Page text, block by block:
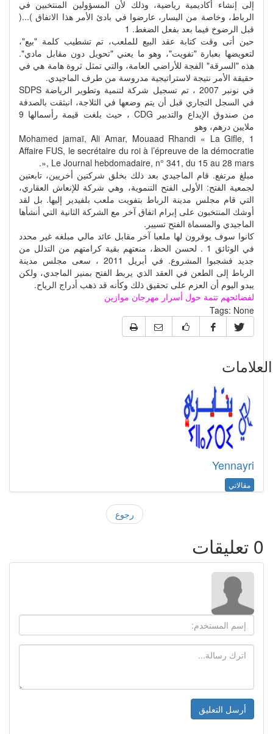
إلى إنشاء أكاديمية رياضية، وذلك لأن المسؤولين المنتخبين في
الرباط، وخاصة من اليسار، عارضوا في بادئ الأمر هذا الاتفاق )...(
قبل الرضوخ فيما بعد بفعل الضغط. 1
حين أتى وقت كتابة عقد البيع للملعب، تم تشطيب كلمة "بيع"،
لتعويضها بعبارة "تفويت"، وهو ما يعني "تحويل دون مقابل مادي".
هذه "السرقة" الفجة للأراضي العامة، والتي تمثل ثروة هامة هي في
حقيقة الأمر نتيجة لاستراتيجية مدروسة من طرف الماجيدي.
في نونبر 2007 ، تم تسجيل شركة لتنمية وتطوير الرياضة SDPS
في السجل التجاري قبل أن يتم وضعها في الثلاجة، انبثقت بالصدفة
من صندوق الإيداع والتدبير CDG ، حيث بلغت قيمة رأسمالها 9
ملايين درهم، وهو
1 Mohamed jamaï, Ali Amar, Mouaad Rhandi « La Gifle,
Affaire FUS, le secrétaire du roi à l’épreuve de la démocratie
», Le Journal hebdomadaire, n° 341, du 15 au 28 mars.
مبلغ مرتفع. قام الماجيدي بعد ذلك بخلق شركتين أخريين، تابعتين
لجمعية الفتح: الأولى الفتح التنموية، وهي شركة للإنعاش العقاري،
التي قام مجلس مدينة الرباط بتفويت ملعب بلفيدير إليها. بل لقد
أوشك المنتخبون على إبرام اتفاق آخر مع الشركة الثانية التي أنشأها
الماجيدي والمسماة الفتح تسيير.
كانوا سوف يوفرون لها ملعبا آخر مقابل عائد مالي مبلغه غير محدد
في الوثائق 1 . لحسن الحظ، منعتهم بقية كرامتهم من التذلل من
جديد فشجبوا المشروع. في أبريل 2011 ، سعى مجلس مدينة
الرباط إلى الطعن في العقد الذي يربط الفتح بمنير الماجدي، ولكن
يبدو اليوم أن العزم على تحقيق ذلك وكأنه قد ذهب أدراج الرياح.
لفضائحهم تتمة حول أسرار مهرجان موازين
Tags:None
Yennayri
مقالاتي
رجوع
0تعليقات